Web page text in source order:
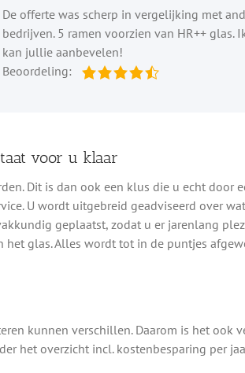
De offerte was scherp in vergelijking met
bedrijven. 5 ramen voorzien van HR++ glas.
kan jullie aanbevelen!
Beoordeling:
voor u klaar
Dit is dan ook een klus die u echt door
U wordt uitgebreid geadviseerd over
geplaatst, zodat u er jarenlang
glas. Alles wordt tot in de puntjes
kunnen verschillen. Daarom is het ook
het overzicht incl. kostenbesparing per